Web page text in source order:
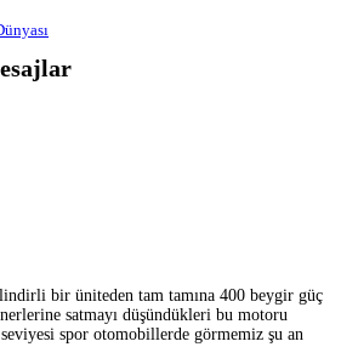
bir üniteden tam tamına 400 beygir güç
satmayı düşündükleri bu motoru
spor otomobillerde görmemiz şu an